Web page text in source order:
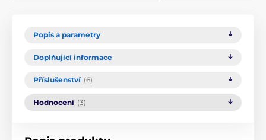
Popis a parametry
Doplňující informace
Příslušenství (6)
Hodnocení (3)